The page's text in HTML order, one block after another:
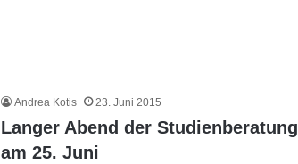
Andrea Kotis 23. Juni 2015
Langer Abend der Studienberatung
am 25. Juni